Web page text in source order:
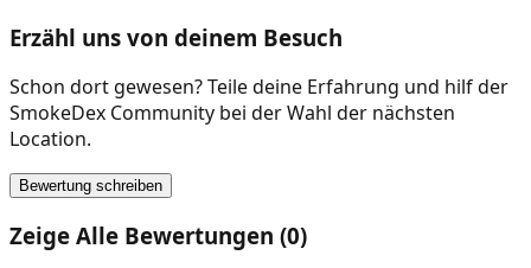
Erzähl uns von deinem Besuch
Schon dort gewesen? Teile deine Erfahrung und hilf der
SmokeDex Community bei der Wahl der nächsten
Location.
Bewertung schreiben
Zeige Alle Bewertungen (0)